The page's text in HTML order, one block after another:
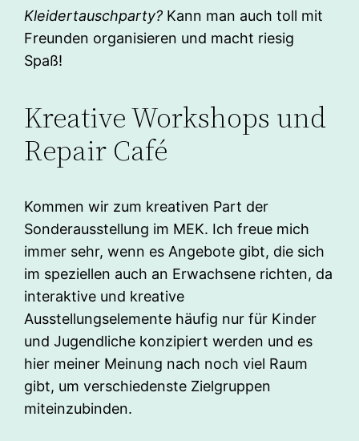
Kleidertauschparty? Kann man auch toll mit
Freunden organisieren und macht riesig
Spaß!
Kreative Workshops und
Repair Café
Kommen wir zum kreativen Part der
Sonderausstellung im MEK. Ich freue mich
immer sehr, wenn es Angebote gibt, die sich
im speziellen auch an Erwachsene richten, da
interaktive und kreative
Ausstellungselemente häufig nur für Kinder
und Jugendliche konzipiert werden und es
hier meiner Meinung nach noch viel Raum
gibt, um verschiedenste Zielgruppen
miteinzubinden.